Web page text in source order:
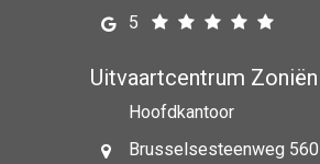
5
Uitvaartcentrum Zoniën
Hoofdkantoor
Brusselsesteenweg 560